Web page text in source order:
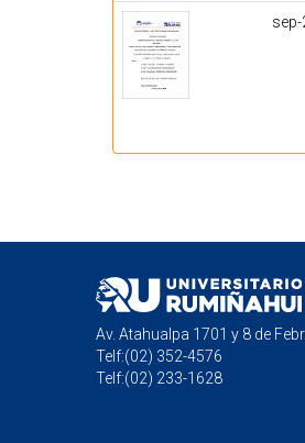
Av. Atahualpa 1701 y 8 de
Telf:(02) 352-4576
Telf:(02) 233-1628